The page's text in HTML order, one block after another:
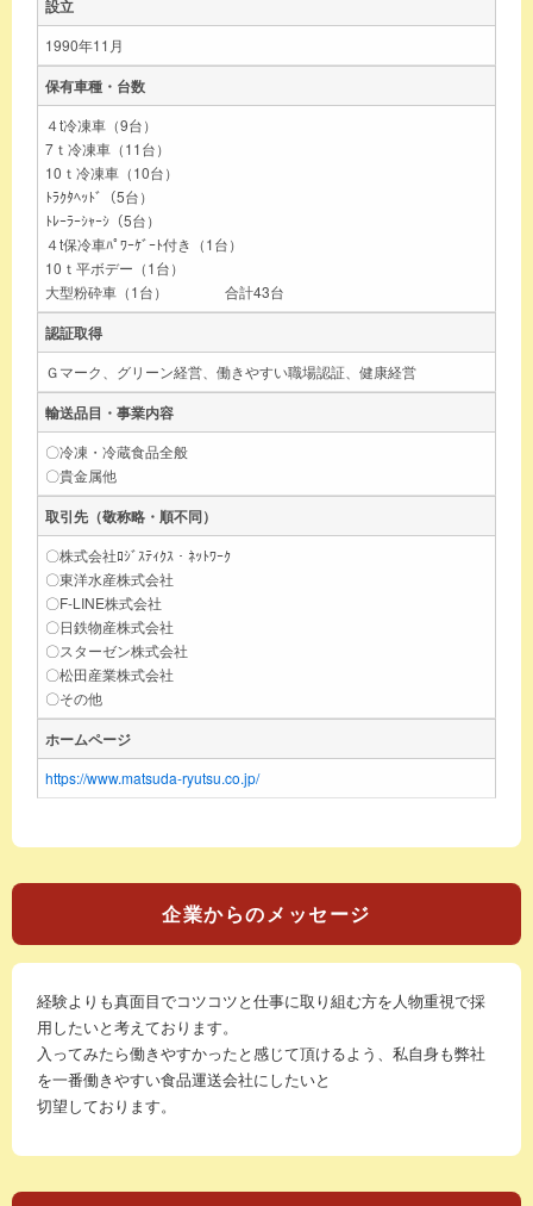
設立
1990年11月
保有車種・台数
４t冷凍車（9台）
7ｔ冷凍車（11台）
10ｔ冷凍車（10台）
ﾄﾗｸﾀﾍｯﾄﾞ（5台）
ﾄﾚｰﾗｰｼｬｰｼ（5台）
４t保冷車ﾊﾟﾜｰｹﾞｰﾄ付き（1台）
10ｔ平ボデー（1台）
大型粉砕車（1台） 合計43台
認証取得
Ｇマーク、グリーン経営、働きやすい職場認証、健康経営
輸送品目・事業内容
〇冷凍・冷蔵食品全般
〇貴金属他
取引先（敬称略・順不同）
〇株式会社ﾛｼﾞｽﾃｨｸｽ・ﾈｯﾄﾜｰｸ
〇東洋水産株式会社
〇F-LINE株式会社
〇日鉄物産株式会社
〇スターゼン株式会社
〇松田産業株式会社
〇その他
ホームページ
https://www.matsuda-ryutsu.co.jp/
企業からのメッセージ
経験よりも真面目でコツコツと仕事に取り組む方を人物重視で採
用したいと考えております。
入ってみたら働きやすかったと感じて頂けるよう、私自身も弊社
を一番働きやすい食品運送会社にしたいと
切望しております。